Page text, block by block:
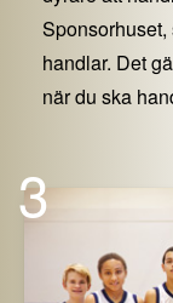
Sponsorhuset,
handlar. Det
när du ska
3